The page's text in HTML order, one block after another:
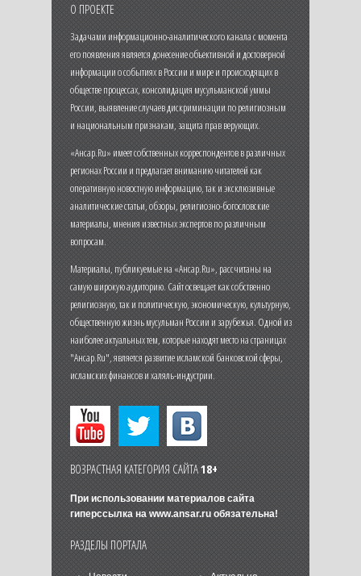
О ПРОЕКТЕ
Задачами информационно-аналитического канала с момента
его появления является донесение объективной и достоверной
информации о событиях в России и мире и происходящих в
обществе процессах, консолидация мусульманской уммы
России, выявление случаев дискриминации по религиозным
и национальным признакам, защита прав верующих.
«Ансар.Ru» имеет собственных корреспондентов в различных
регионах России и предлагает вниманию читателей как
оперативную новостную информацию, так и эксклюзивные
аналитические статьи, обзоры, религиозно-богословские
материалы, мнения известных экспертов по различным
вопросам.
Материалы, публикуемые на «Ансар.Ru», рассчитаны на
самую широкую аудиторию. Сайт освещает как собственно
религиозную, так и политическую, экономическую, культурную,
общественную жизнь мусульман России и зарубежья. Одной из
наиболее актуальных тем, которые находят место на страницах
"Ансар.Ru", является развитие исламской банковской сферы,
исламских финансов и халяль-индустрии.
ВОЗРАСТНАЯ КАТЕГОРИЯ САЙТА18+
При использовании материалов сайта
гиперссылка на www.ansar.ruобязательна!
РАЗДЕЛЫ ПОРТАЛА